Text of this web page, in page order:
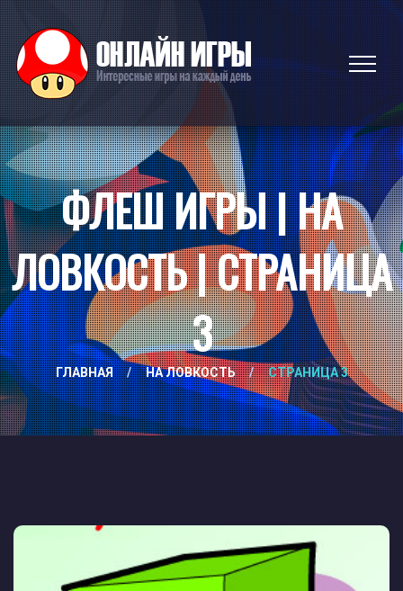
ФЛЕШ ИГРЫ | НА
ЛОВКОСТЬ | СТРАНИЦА
3
ГЛАВНАЯ / НА ЛОВКОСТЬ / СТРАНИЦА 3